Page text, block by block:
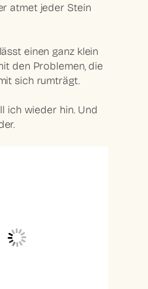
atmet jeder Stein
einen ganz klein
den Problemen, die
sich rumträgt.
ich wieder hin. Und